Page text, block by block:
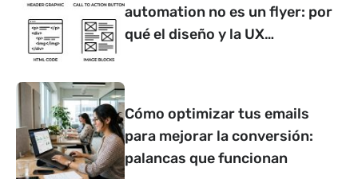
automation no es un flyer: por
qué el diseño y la UX
Cómo optimizar tus emails
para mejorar la conversión:
palancas que funcionan